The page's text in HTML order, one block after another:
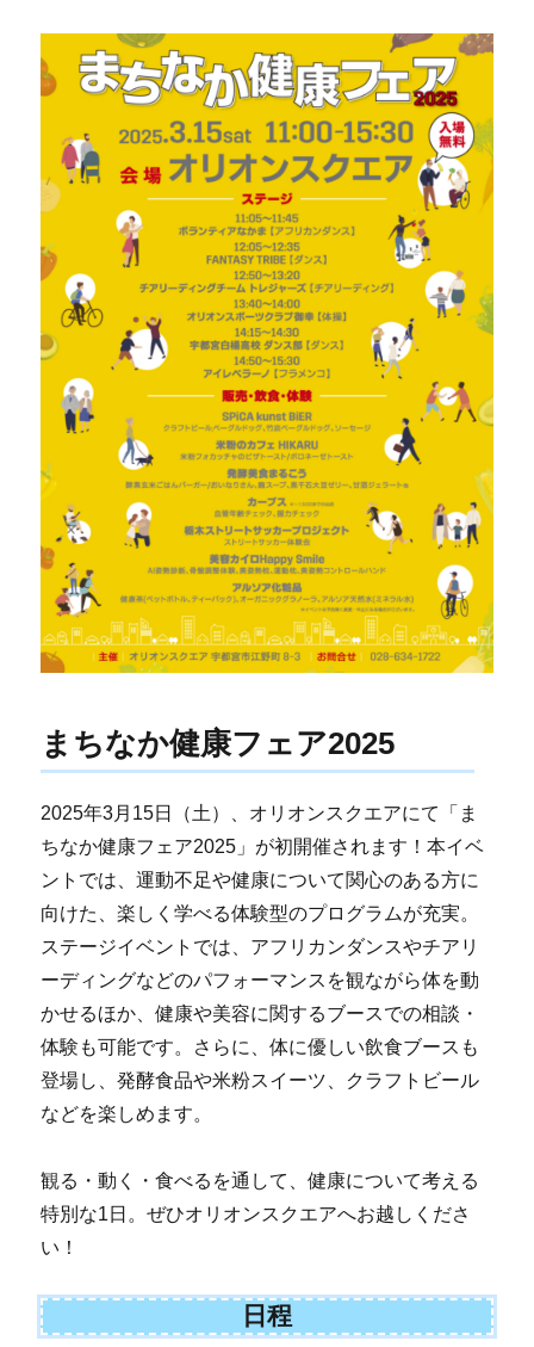
まちなか健康フェア2025
2025年3月15日（土）、オリオンスクエアにて「ま
ちなか健康フェア2025」が初開催されます！本イベ
ントでは、運動不足や健康について関心のある方に
向けた、楽しく学べる体験型のプログラムが充実。
ステージイベントでは、アフリカンダンスやチアリ
ーディングなどのパフォーマンスを観ながら体を動
かせるほか、健康や美容に関するブースでの相談・
体験も可能です。さらに、体に優しい飲食ブースも
登場し、発酵食品や米粉スイーツ、クラフトビール
などを楽しめます。
観る・動く・食べるを通して、健康について考える
特別な1日。ぜひオリオンスクエアへお越しくださ
い！
日程